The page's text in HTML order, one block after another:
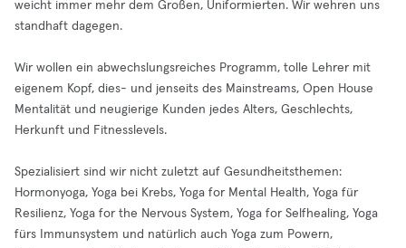
weicht immer mehr dem Großen, Uniformierten. Wir wehren uns
standhaft dagegen.
Wir wollen ein abwechslungsreiches Programm, tolle Lehrer mit
eigenem Kopf, dies- und jenseits des Mainstreams, Open House
Mentalität und neugierige Kunden jedes Alters, Geschlechts,
Herkunft und Fitnesslevels.
Spezialisiert sind wir nicht zuletzt auf Gesundheitsthemen:
Hormonyoga, Yoga bei Krebs, Yoga for Mental Health, Yoga für
Resilienz, Yoga for the Nervous System, Yoga for Selfhealing, Yoga
fürs Immunsystem und natürlich auch Yoga zum Powern,